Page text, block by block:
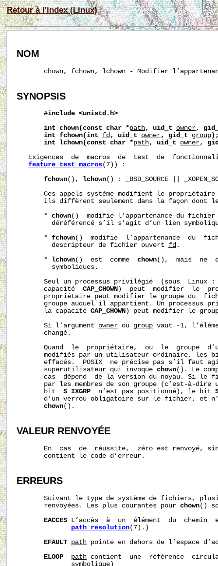
Retour à l'index (Linux)
NOM
chown, fchown, lchown - Modifier
SYNOPSIS
#include <unistd.h>
int chown(const char *path, uid_t owner,
int fchown(int fd, uid_t owner, gid_t group
int
lchown(const char *path, uid_t owner,
Exigences  de  macros  de  test  de
feature_test_macros(7)) :
fchown(), lchown() : _BSD_SOURCE ||
Ces appels système modifient le
Ils diffèrent seulement dans la façon dont
       *
chown()  modifie l’appartenance du
déréférencé s’il s’agit d’un lien
       *
fchown()  modifie  l’appartenance  du
         descripteur de fichier ouvert
fd .
       *
lchown()  est  comme chown(),  mais  ne
         symboliques.
Seul un processus privilégié  (sous  Linux
       capacité
CAP_CHOWN )  peut  modifier  le
propriétaire peut modifier le groupe du
groupe auquel il appartient. Un processus
       la capacité
CAP_CHOWN ) peut modifier le
       Si l’argument
owner ou group vaut -1,
       changé.
Quand  le  propriétaire,  ou  le  groupe
modifiés par un utilisateur ordinaire, les
effacés.  POSIX  ne précise pas s’il faut
       superutilisateur qui invoque
chown(). Le
cas  dépend  de la version du noyau. Si le
par les membres de son groupe (c’est-à-dire
       bit
S_IXGRP
  n’est pas positionné), le bit
d’un verrou obligatoire sur le fichier, et
chown().
VALEUR RENVOYÉE
En  cas  de  réussite,  zéro est renvoyé,
       contient le code d’erreur.
ERREURS
Suivant le type de système de fichiers,
       renvoyées. Les plus courantes pour
chown()
EACCES L’accès  à  un  élément  du
path_resolution(7).)
EFAULT path pointe en dehors de l’espace
ELOOP
path contient  une  référence
              symbolique)